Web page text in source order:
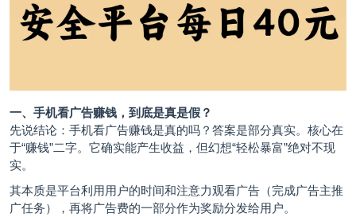
一、手机看广告赚钱，到底是真是假？
先说结论：手机看广告赚钱是真的吗？答案是部分真实。核心在
于“赚钱”二字。它确实能产生收益，但幻想“轻松暴富”绝对不现
实。
其本质是平台利用用户的时间和注意力观看广告（完成广告主推
广任务），再将广告费的一部分作为奖励分发给用户。